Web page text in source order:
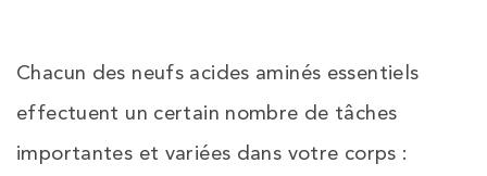
Chacun des neufs acides aminés essentiels
effectuent un certain nombre de tâches
importantes et variées dans votre corps :